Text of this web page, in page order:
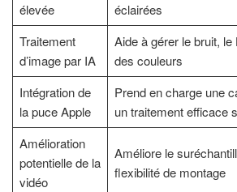
élevée
éclairées
Traitement
d’image par IA
Aide à gérer le bruit,
des couleurs
Intégration de
la puce Apple
Prend en charge une
un traitement efficace
Amélioration
potentielle de la
vidéo
Améliore le
flexibilité de montage